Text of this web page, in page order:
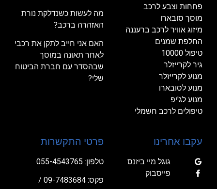
פחחות וצבע לרכב
מוסך סובארו
מיזוג אוויר לרכב ברעננה
החלפת שמנים
טיפול 10000
גיר לקרייזלר
מנוע לקרייזלר
מנוע לסובארו
מנוע לג'יפ
טיפולים לרכב חשמלי
מה לעשות כשנדלקת נורת
האזהרה ברכב?
האם אני חייב לתקן את רכבי
לאחר תאונה במוסך
שבהסדר עם חברת הביטוח
שלי?
עקבו אחרינו
גוגל מיי ביזנס
פייסבוק
פרטי התקשרות
טלפון: 055-4543765
פקס: 09-7483684 /